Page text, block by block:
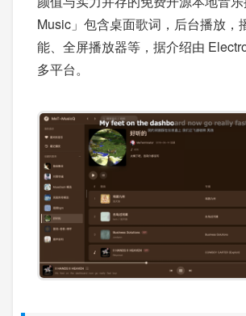
Music」包含桌面歌词，后台播放，
能、全屏播放器等，据介绍由
多平台。